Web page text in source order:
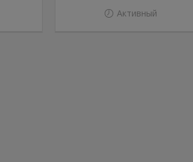
Активный